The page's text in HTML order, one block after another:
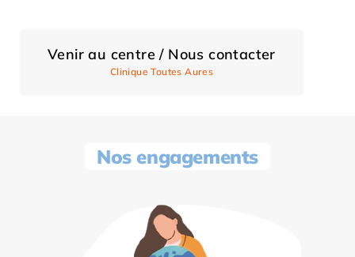
Venir au centre / Nous contacter
Clinique Toutes Aures
Nos engagements